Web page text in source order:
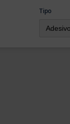
Tipo